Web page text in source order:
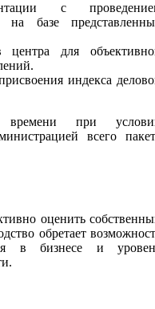
с
на базе
центра для
индекса
при
всего
оценить
обретает
в бизнесе и